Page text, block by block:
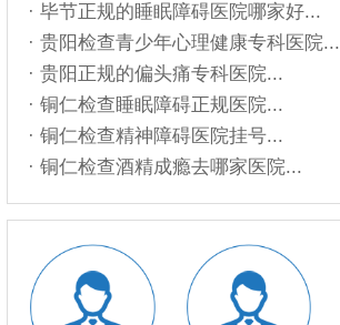
· 毕节正规的睡眠障碍医院哪家好...
· 贵阳检查青少年心理健康专科医院...
· 贵阳正规的偏头痛专科医院...
· 铜仁检查睡眠障碍正规医院...
· 铜仁检查精神障碍医院挂号...
· 铜仁检查酒精成瘾去哪家医院...